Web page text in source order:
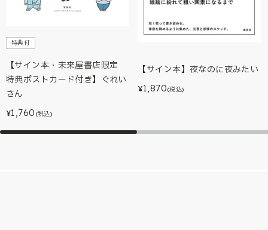
特典付
【サイン本・未来屋書店限定
特典ポストカード付き】ぐれい
さん
¥1,760 (税込)
【サイン本】夜なのに夜みたい
¥1,870(税込)